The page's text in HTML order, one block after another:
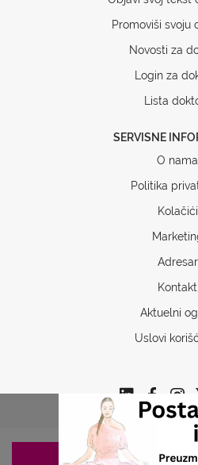
Promoviši svoju
Novosti za
Login za
Lista
SERVISNE
O nama
Politika
Kolačići
Adresar
Kontakt
Aktuelni
Uslovi
ZAKAZIVANJE